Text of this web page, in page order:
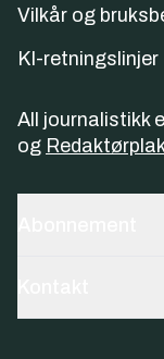
Vilkår og
KI-retningslinjer
All journalistikk
og